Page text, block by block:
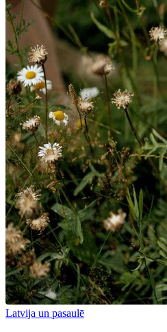
Latvija un pasaulē